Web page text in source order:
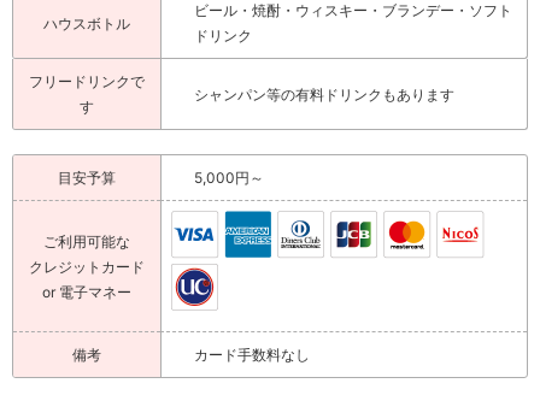
ハウスボトル
ビール・焼酎・ウィスキー・ブランデー・ソフト
ドリンク
フリードリンクで
す
シャンパン等の有料ドリンクもあります
目安予算 5,000円～
ご利用可能な
クレジットカード
or 電子マネー
備考 カード手数料なし